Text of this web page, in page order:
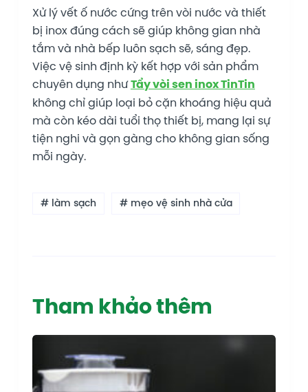
Xử lý vết ố nước cứng trên vòi nước và thiết
bị inox đúng cách sẽ giúp không gian nhà
tắm và nhà bếp luôn sạch sẽ, sáng đẹp.
Việc vệ sinh định kỳ kết hợp với sản phẩm
chuyên dụng nhưTẩy vòi sen inox TinTin
không chỉ giúp loại bỏ cặn khoáng hiệu quả
mà còn kéo dài tuổi thọ thiết bị, mang lại sự
tiện nghi và gọn gàng cho không gian sống
mỗi ngày.
# làm sạch # mẹo vệ sinh nhà cửa
Tham khảo thêm